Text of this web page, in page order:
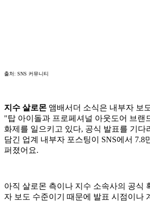
출처: SNS 커뮤니티
지수 살로몬 앰배서더 소식은 내부자 보
"탑 아이돌과 프로페셔널 아웃도어 브랜
화제를 일으키고 있다, 공식 발표를 기다
담긴 업계 내부자 포스팅이 SNS에서 7.8
퍼졌어요.
아직 살로몬 측이나 지수 소속사의 공식
자 보도 수준이기 때문에 발표 시점이나